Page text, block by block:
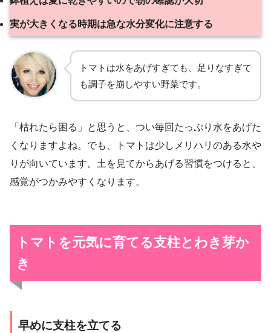
実が大きくなる時期は急な水分変化に注意する
トマトは水をあげすぎても、足りなすぎて
も調子を崩しやすい野菜です。
「枯れたら困る」と思うと、つい毎回たっぷり水をあげた
くなりますよね。でも、トマトは少しメリハリのある水や
りが向いています。土を見てからあげる習慣をつけると、
感覚がつかみやすくなります。
トマトを元気に育てる支柱とわき芽か
き
早めに支柱を立てる